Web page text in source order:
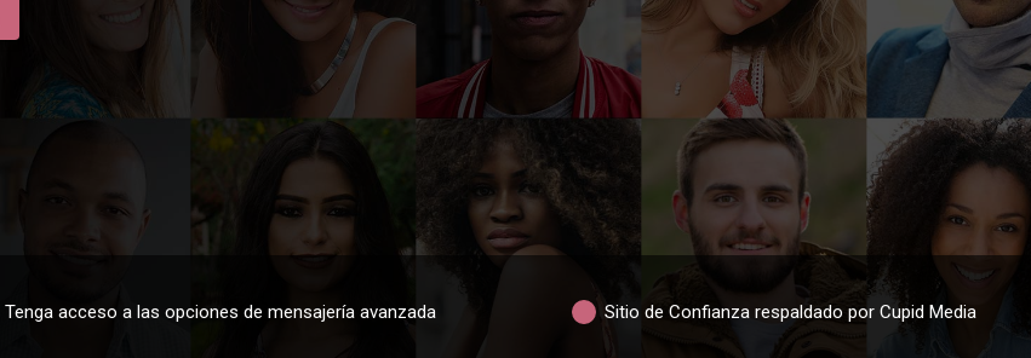
Tenga acceso a las opciones de mensajería avanzada Sitio de Confianza respaldado por Cupid Media